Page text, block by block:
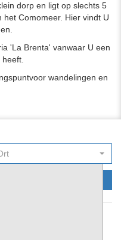
dorp en ligt op slechts 5
Comomeer. Hier vindt U
'La Brenta' vanwaar U een
wandelingen en